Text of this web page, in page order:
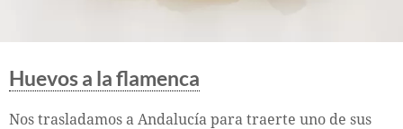
Huevos a la flamenca
Nos trasladamos a Andalucía para traerte uno de sus